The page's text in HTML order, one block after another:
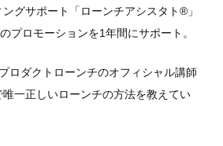
グサポート「ローンチアシスタト®」
プロモーションを1年間にサポート。
ロダクトローンチのオフィシャル講師
一正しいローンチの方法を教えてい